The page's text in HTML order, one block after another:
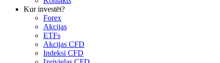
Kur investēt?
Forex
Akcijas
ETFs
Akcijas CFD
Indeksi CFD